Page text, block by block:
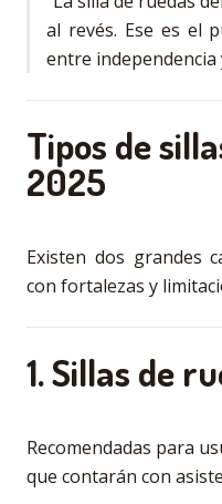
al revés. Ese es el
entre independencia
Tipos de
2025
Existen dos grandes
con fortalezas y
1. Sillas de
Recomendadas para
que contarán con